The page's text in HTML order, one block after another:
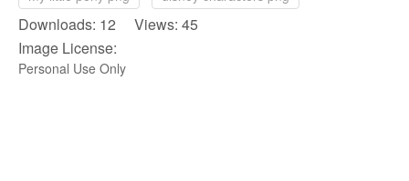
Downloads: 12 Views: 45
Image License:
Personal Use Only